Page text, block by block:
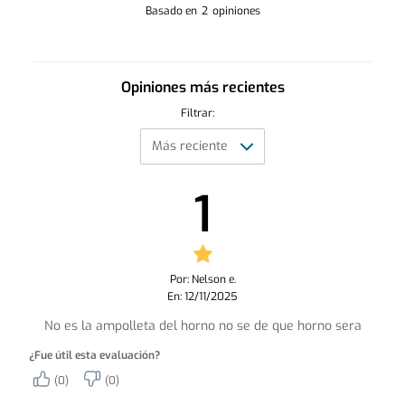
Basado en 2 opiniones
Opiniones más recientes
Filtrar:
1
Por: Nelson e.
En: 12/11/2025
No es la ampolleta del horno no se de que horno sera
¿Fue útil esta evaluación?
(0)
(0)